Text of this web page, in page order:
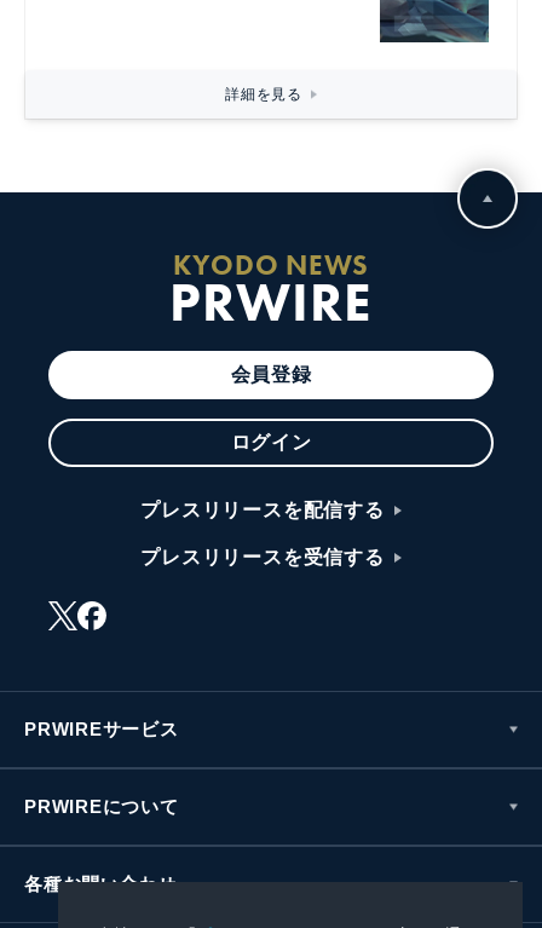
詳細を見る
KYODO NEWS
PRWIRE
会員登録
ログイン
プレスリリースを配信する
プレスリリースを受信する
PRWIREサービス
PRWIREについて
各種お問い合わせ